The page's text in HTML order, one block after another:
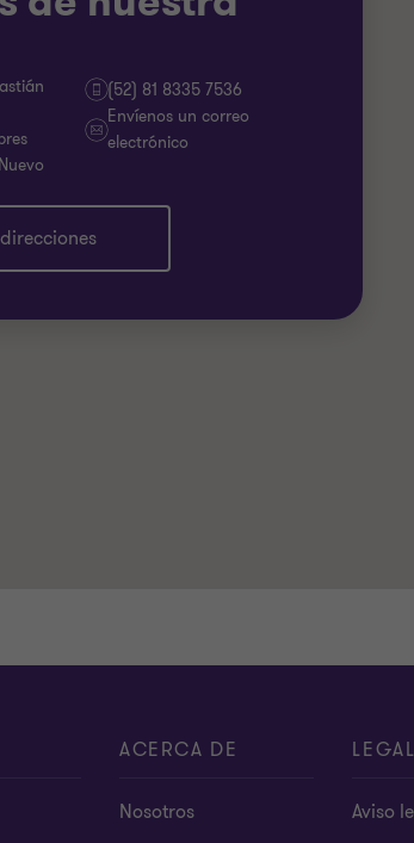
(52) 81 8335 7536
Envíenos un correo
electrónico
ACERCA DE
Nosotros
LEGAL
Aviso